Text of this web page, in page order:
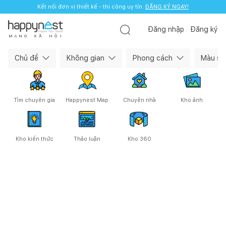
Kết nối đơn vị thiết kế - thi công uy tín. ĐĂNG KÝ NGAY!
M Ạ N G X Ã H Ộ I
Đăng nhập Đăng ký
Happynest — Cộng đồng làm nhà
Chủ đề Không gian Phong cách Màu
Tìm chuyên gia Happynest Map Chuyện nhà Kho ảnh
Kho kiến thức Thảo luận Kho 360